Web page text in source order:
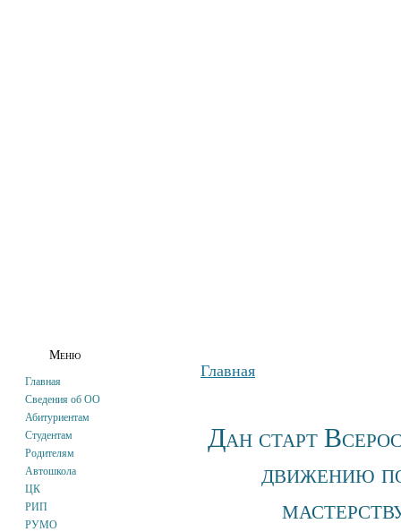
Меню
Главная
Сведения об ОО
Абитуриентам
Студентам
Родителям
Автошкола
ЦК
РИП
РУМО
Главная
Дан старт
движению